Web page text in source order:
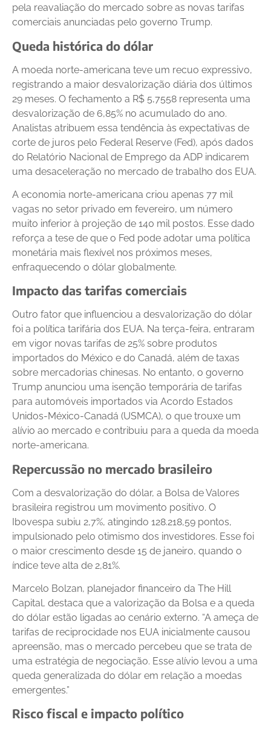
pela reavaliação do mercado sobre as novas tarifas
comerciais anunciadas pelo governo Trump.
Queda histórica do dólar
A moeda norte-americana teve um recuo expressivo,
registrando a maior desvalorização diária dos últimos
29 meses. O fechamento a R$ 5,7558 representa uma
desvalorização de 6,85% no acumulado do ano.
Analistas atribuem essa tendência às expectativas de
corte de juros pelo Federal Reserve (Fed), após dados
do Relatório Nacional de Emprego da ADP indicarem
uma desaceleração no mercado de trabalho dos EUA.
A economia norte-americana criou apenas 77 mil
vagas no setor privado em fevereiro, um número
muito inferior à projeção de 140 mil postos. Esse dado
reforça a tese de que o Fed pode adotar uma política
monetária mais flexível nos próximos meses,
enfraquecendo o dólar globalmente.
Impacto das tarifas comerciais
Outro fator que influenciou a desvalorização do dólar
foi a política tarifária dos EUA. Na terça-feira, entraram
em vigor novas tarifas de 25% sobre produtos
importados do México e do Canadá, além de taxas
sobre mercadorias chinesas. No entanto, o governo
Trump anunciou uma isenção temporária de tarifas
para automóveis importados via Acordo Estados
Unidos-México-Canadá (USMCA), o que trouxe um
alívio ao mercado e contribuiu para a queda da moeda
norte-americana.
Repercussão no mercado brasileiro
Com a desvalorização do dólar, a Bolsa de Valores
brasileira registrou um movimento positivo. O
Ibovespa subiu 2,7%, atingindo 128.218,59 pontos,
impulsionado pelo otimismo dos investidores. Esse foi
o maior crescimento desde 15 de janeiro, quando o
índice teve alta de 2,81%.
Marcelo Bolzan, planejador financeiro da The Hill
Capital, destaca que a valorização da Bolsa e a queda
do dólar estão ligadas ao cenário externo. “A ameça de
tarifas de reciprocidade nos EUA inicialmente causou
apreensão, mas o mercado percebeu que se trata de
uma estratégia de negociação. Esse alívio levou a uma
queda generalizada do dólar em relação a moedas
emergentes.”
Risco fiscal e impacto político